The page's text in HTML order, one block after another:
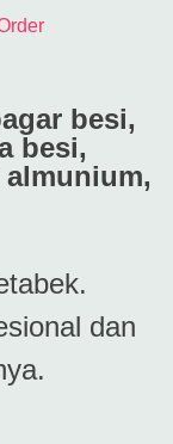
besi,
besi,
dan